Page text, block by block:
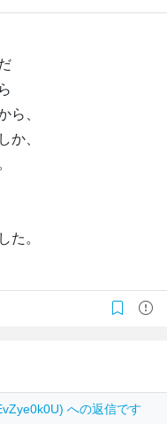
ら、
か、
た。
への返信です